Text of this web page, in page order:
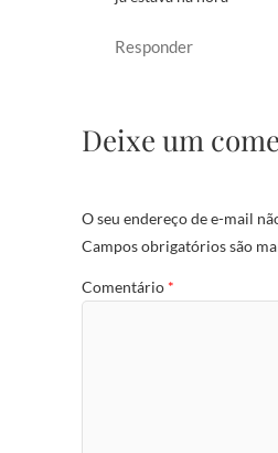
Responder
Deixe um
O seu endereço de e-mail
Campos obrigatórios são
Comentário *